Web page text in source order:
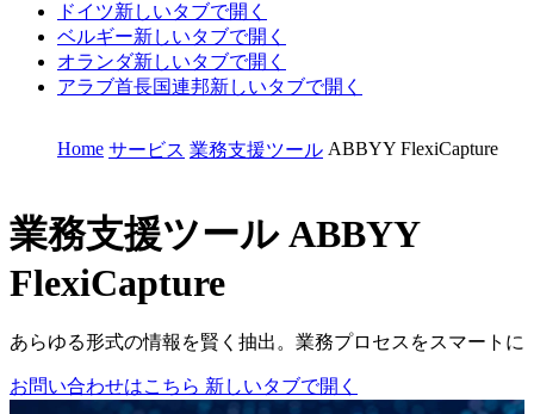
ドイツ新しいタブで開く
ベルギー新しいタブで開く
オランダ新しいタブで開く
アラブ首長国連邦新しいタブで開く
Home サービス 業務支援ツール ABBYY FlexiCapture
業務支援ツール ABBYY
FlexiCapture
あらゆる形式の情報を賢く抽出。業務プロセスをスマートに
お問い合わせはこちら 新しいタブで開く